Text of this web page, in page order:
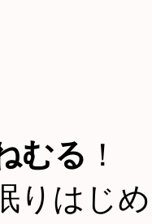
むる ！
りはじ